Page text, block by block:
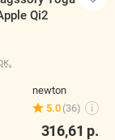
Qi2
newton
5.0 (36) i
316,61 р.